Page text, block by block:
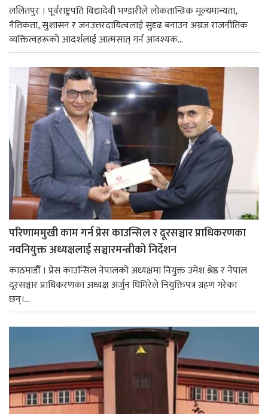
ललितपुर । पूर्वराष्ट्रपति विद्यादेवी भण्डारीले लोकतान्त्रिक मूल्यमान्यता,
नैतिकता, सुशासन र जनउत्तरदायित्वलाई सुदृढ बनाउन अग्रज राजनीतिक
व्यक्तित्वहरूको आदर्शलाई आत्मसात् गर्न आवश्यक...
परिणाममुखी काम गर्न प्रेस काउन्सिल र दूरसञ्चार प्राधिकरणका
नवनियुक्त अध्यक्षलाई सञ्चारमन्त्रीको निर्देशन
काठमाडौँ । प्रेस काउन्सिल नेपालको अध्यक्षमा नियुक्त उमेश श्रेष्ठ र नेपाल
दूरसञ्चार प्राधिकरणका अध्यक्ष अर्जुन घिमिरेले नियुक्तिपत्र ग्रहण गरेका
छन्।...